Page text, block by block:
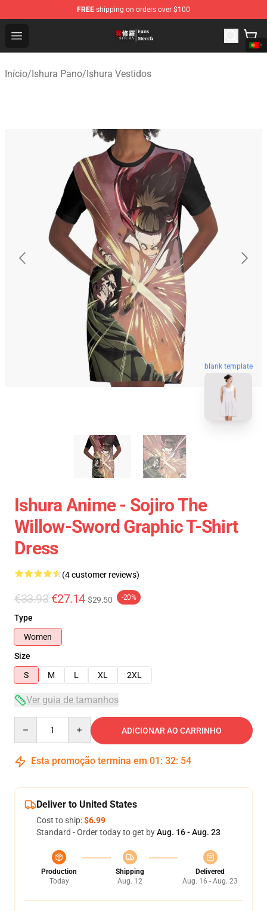
FREE shipping on orders over $100
Open menu
Ishura Store - Official Ishura Merchandise Shop
Início/Ishura Pano/Ishura Vestidos
blank template
Ishura Anime - Sojiro The
Willow-Sword Graphic T-Shirt
Dress
(4 customer reviews)
€33.93 €27.14 $29.50 -20%
Type
Women
Size
S
M L XL 2XL
Ver guia de tamanhos
ADICIONAR AO CARRINHO
Esta promoção termina em 01 : 32: 53
Deliver to United States
Cost to ship:$6.99
Standard - Order today to get byAug. 16 - Aug. 23
Production
Today
Shipping
Aug. 12
Delivered
Aug. 16 - Aug. 23